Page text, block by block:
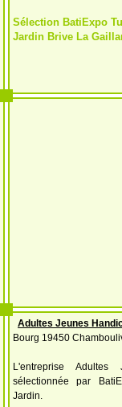
Sélection BatiExpo
Jardin Brive La
Adultes Jeunes
Bourg 19450
L'entreprise
sélectionnée par
Jardin.